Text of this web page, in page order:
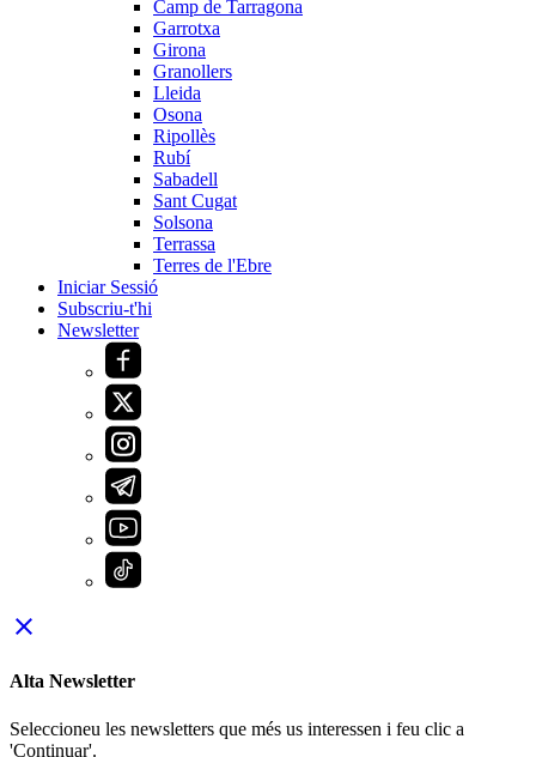
Camp de Tarragona
Garrotxa
Girona
Granollers
Lleida
Osona
Ripollès
Rubí
Sabadell
Sant Cugat
Solsona
Terrassa
Terres de l'Ebre
Iniciar Sessió
Subscriu-t'hi
Newsletter
close
Alta Newsletter
Seleccioneu les newsletters que més us interessen i feu clic a
'Continuar'.